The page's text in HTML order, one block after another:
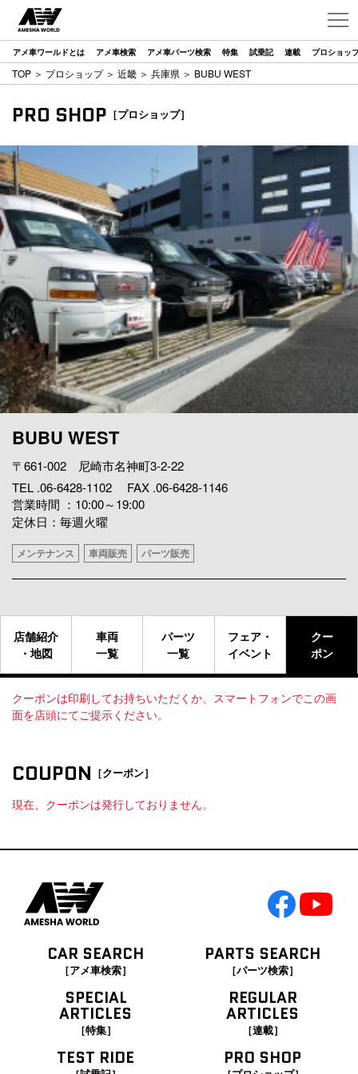
アメ車ワールドとは アメ車検索 アメ車パーツ検索 特集 試乗記 連載 プロショッ
TOP ＞ プロショップ＞ 近畿 ＞ 兵庫県 ＞ BUBU WEST
PRO SHOP ［プロショップ］
BUBU WEST
〒661-002 尼崎市名神町3-2-22
TEL .06-6428-1102 FAX .06-6428-1146
営業時間 ：10:00～19:00
定休日：毎週火曜
メンテナンス 車両販売 パーツ販売
店舗紹介
・地図
車両
一覧
パーツ
一覧
フェア・
イベント
クー
ポン
クーポンは印刷してお持ちいただくか、スマートフォンでこの画
面を店頭にてご提示ください。
COUPON ［クーポン］
現在、クーポンは発行しておりません。
CAR SEARCH
［アメ車検索］
PARTS SEARCH
［パーツ検索］
SPECIAL
ARTICLES
［特集］
REGULAR
ARTICLES
［連載］
TEST RIDE PRO SHOP